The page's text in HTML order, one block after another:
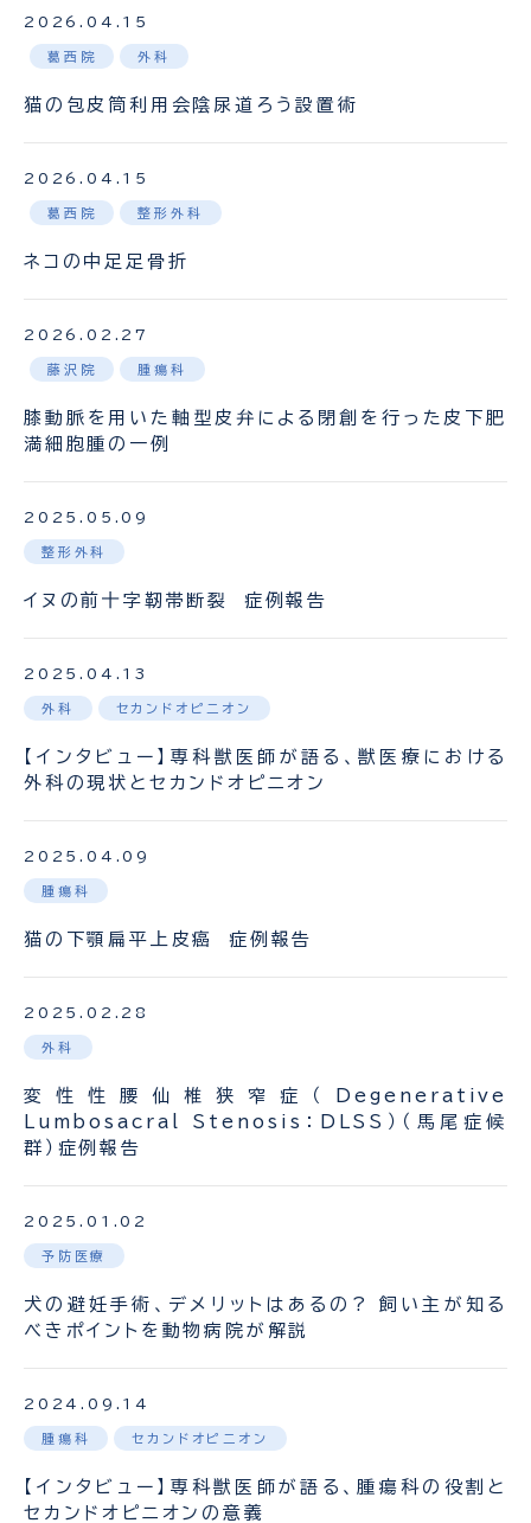
2026.04.15
葛西院 外科
猫の包皮筒利用会陰尿道ろう設置術
2026.04.15
葛西院 整形外科
ネコの中足足骨折
2026.02.27
藤沢院 腫瘍科
膝動脈を用いた軸型皮弁による閉創を行った皮下肥
満細胞腫の一例
2025.05.09
整形外科
イヌの前十字靭帯断裂 症例報告
2025.04.13
外科 セカンドオピニオン
【インタビュー】専科獣医師が語る、獣医療における
外科の現状とセカンドオピニオン
2025.04.09
腫瘍科
猫の下顎扁平上皮癌 症例報告
2025.02.28
外科
変性性腰仙椎狭窄症（Degenerative
Lumbosacral Stenosis：DLSS）（馬尾症候
群）症例報告
2025.01.02
予防医療
犬の避妊手術、デメリットはあるの? 飼い主が知る
べきポイントを動物病院が解説
2024.09.14
腫瘍科 セカンドオピニオン
【インタビュー】専科獣医師が語る、腫瘍科の役割と
セカンドオピニオンの意義